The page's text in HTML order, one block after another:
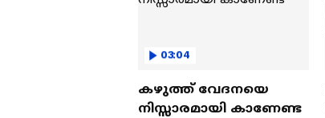
03:04
കഴുത്ത് വേദനയെ
നിസ്സാരമായി കാണേണ്ട